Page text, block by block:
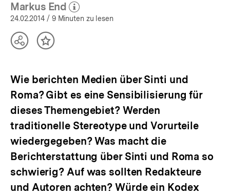
Markus End
(Mehr zum Autor)
öffnen
24.02.2014 / 9 Minuten zu lesen
TeilenInhalt
Wie berichten Medien über Sinti und
Roma? Gibt es eine Sensibilisierung für
dieses Themengebiet? Werden
traditionelle Stereotype und Vorurteile
wiedergegeben? Was macht die
Berichterstattung über Sinti und Roma so
schwierig? Auf was sollten Redakteure
und Autoren achten? Würde ein Kodex